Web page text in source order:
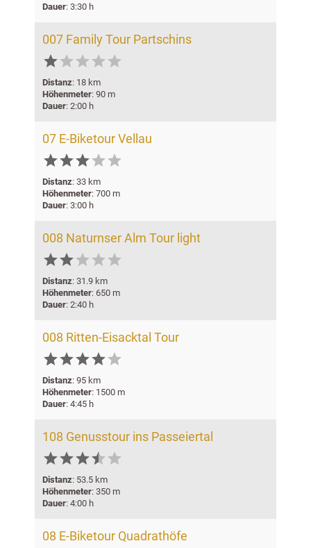
Dauer: 3:30 h
007 Family Tour Partschins
   
Distanz: 18 km
Höhenmeter: 90 m
Dauer: 2:00 h
07 E-Biketour Vellau

Distanz: 33 km
Höhenmeter: 700 m
Dauer: 3:00 h
008 Naturnser Alm Tour light
  
Distanz: 31.9 km
Höhenmeter: 650 m
Dauer: 2:40 h
008 Ritten-Eisacktal Tour


Distanz: 95 km
Höhenmeter: 1500 m
Dauer: 4:45 h
108 Genusstour ins Passeiertal
 

Distanz: 53.5 km
Höhenmeter: 350 m
Dauer: 4:00 h
08 E-Biketour Quadrathöfe